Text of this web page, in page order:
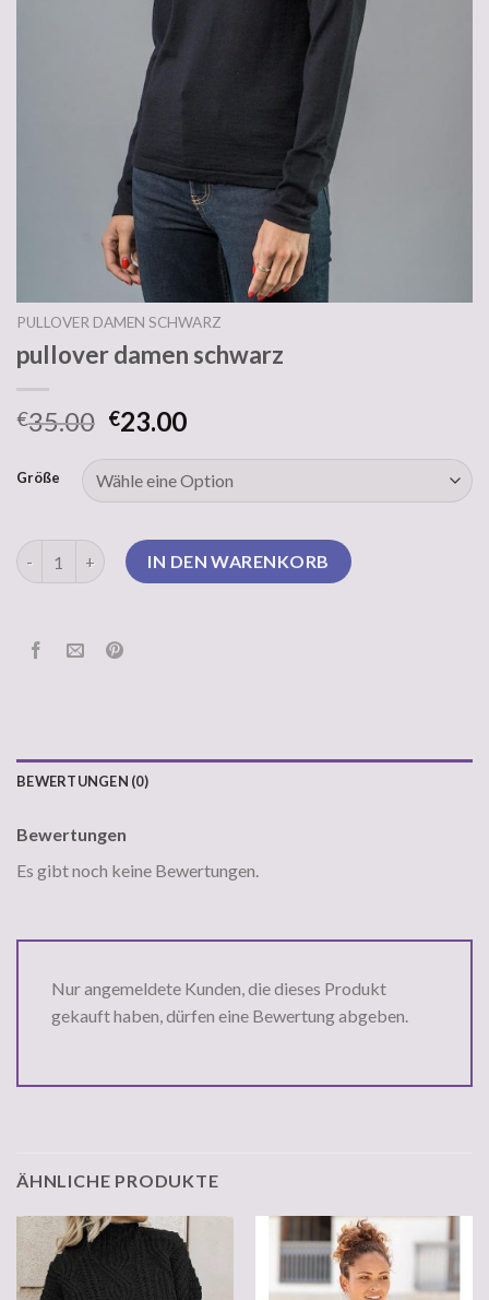
PULLOVER DAMEN SCHWARZ
pullover damen schwarz
€35.00 €23.00
Größe
pullover damen schwarz MengeIN DEN WARENKORB
BEWERTUNGEN (0)
Bewertungen
Es gibt noch keine Bewertungen.
Nur angemeldete Kunden, die dieses Produkt
gekauft haben, dürfen eine Bewertung abgeben.
ÄHNLICHE PRODUKTE